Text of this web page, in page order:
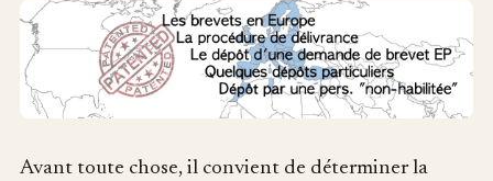
Avant toute chose, il convient de déterminer la